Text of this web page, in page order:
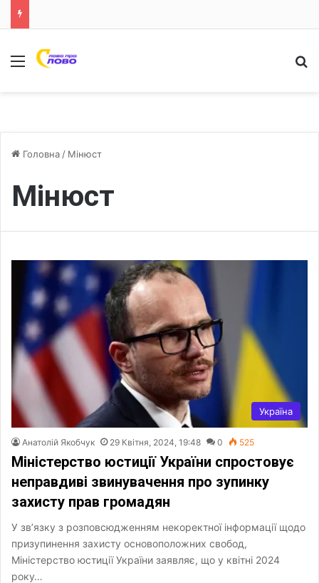
Меню
Головна / Мінюст
Мінюст
Україна
Анатолій Якобчук 29 Квітня, 2024, 19:48 0 525
Міністерство юстиції України спростовує
неправдиві звинувачення про зупинку
захисту прав громадян
У зв’язку з розповсюдженням некоректної інформації щодо
призупинення захисту основоположних свобод,
Міністерство юстиції України заявляє, що у квітні 2024
року…